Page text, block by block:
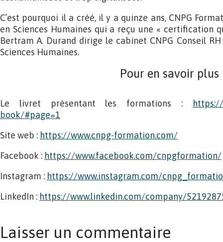
C’est pourquoi il a créé, il y a quinze ans, CNPG
en Sciences Humaines qui a reçu une « certification
Bertram A. Durand dirige le cabinet CNPG Conseil
Sciences Humaines.
Pour en savoir plus
Le livret présentant les formations :
book/#page=1
Site web : https://www.cnpg-formation.com/
Facebook : https://www.facebook.com/cnpgformation/
Instagram : https://www.instagram.com/
LinkedIn : https://www.linkedin.com/company/
Laisser un commentaire